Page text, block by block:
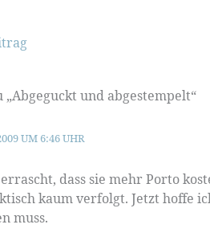
„Abgeguckt und abgestempelt“
UM 6:46 UHR
dass sie mehr Porto
kaum verfolgt. Jetzt hoffe
muss.